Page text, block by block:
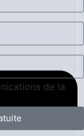
de la